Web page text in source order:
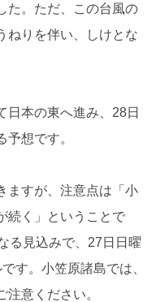
た。ただ、この台風の
ねりを伴い、しけとな
日本の東へ進み、28日
想です。
ますが、注意点は「小
続く」ということで
る見込みで、27日日曜
す。小笠原諸島では、
意ください。